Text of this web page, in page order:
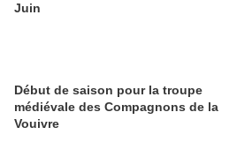
Juin
Début de saison pour la troupe
médiévale des Compagnons de la
Vouivre